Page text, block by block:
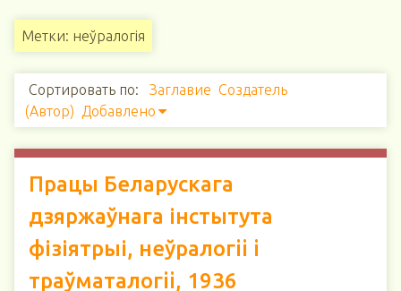
Метки: неўралогія
Сортировать по: Заглавие Создатель
(Автор)
Добавлено
Працы Беларускага
дзяржаўнага інстытута
фізіятрыі, неўралогii i
траўматалогii, 1936